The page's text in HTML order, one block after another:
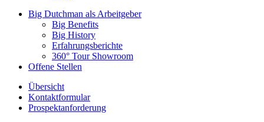
Big Dutchman als Arbeitgeber
Big Benefits
Big History
Erfahrungsberichte
360° Tour Showroom
Offene Stellen
Übersicht
Kontaktformular
Prospektanforderung